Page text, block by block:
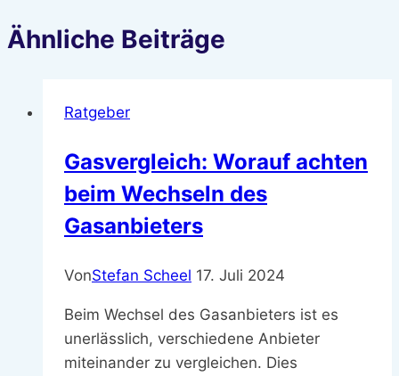
Ähnliche Beiträge
Ratgeber
Gasvergleich: Worauf achten
beim Wechseln des
Gasanbieters
VonStefan Scheel 17. Juli 2024
Beim Wechsel des Gasanbieters ist es
unerlässlich, verschiedene Anbieter
miteinander zu vergleichen. Dies